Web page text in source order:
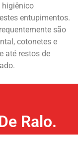
higiênico
entupimentos.
são
cotonetes e
até restos de
Ralo.